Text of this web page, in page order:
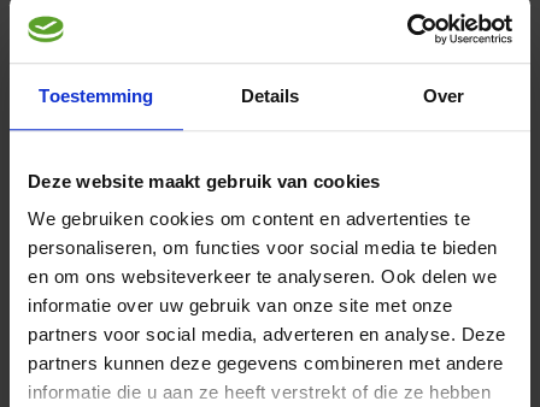
Toestemming Details Over
Deze website maakt gebruik van cookies
We gebruiken cookies om content en advertenties te
personaliseren, om functies voor social media te bieden
en om ons websiteverkeer te analyseren. Ook delen we
informatie over uw gebruik van onze site met onze
partners voor social media, adverteren en analyse. Deze
partners kunnen deze gegevens combineren met andere
informatie die u aan ze heeft verstrekt of die ze hebben
In deze tijd van het jaar zijn voor de meeste binnen
kwekers de voorbereidingen in volle gang en een aantal
zijn al met de kweek begonnen. Voor iedere kweker is het
kweekseizoen één van de hoogtepunten van de
liefhebberij.In deze blog lees je hoe je jouw vogels het
beste kunt ondersteunen tijdens deze periode.
Bekijk hier de blog